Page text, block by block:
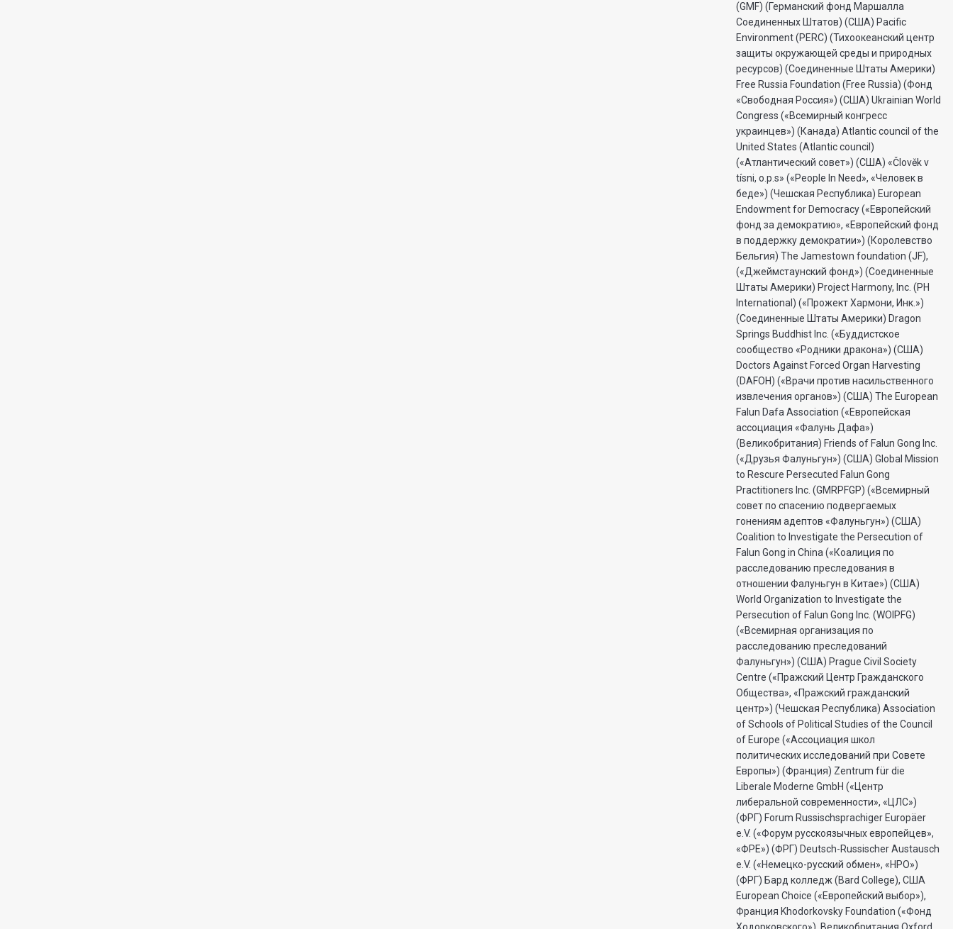
(GMF) (Германский фонд Маршалла
Соединенных Штатов) (США) Pacific
Environment (PERC) (Тихоокеанский центр
защиты окружающей среды и природных
ресурсов) (Соединенные Штаты Америки)
Free Russia Foundation (Free Russia) (Фонд
«Свободная Россия») (США) Ukrainian World
Congress («Всемирный конгресс
украинцев») (Канада) Atlantic council of the
United States (Atlantic council)
(«Атлантический совет») (США) «Člověk v
tísni, o.p.s» («People In Need», «Человек в
беде») (Чешская Республика) European
Endowment for Democracy («Европейский
фонд за демократию», «Европейский фонд
в поддержку демократии») (Королевство
Бельгия) The Jamestown foundation (JF),
(«Джеймстаунский фонд») (Соединенные
Штаты Америки) Project Harmony, Inc. (PH
International) («Прожект Хармони, Инк.»)
(Соединенные Штаты Америки) Dragon
Springs Buddhist Inc. («Буддистское
сообщество «Родники дракона») (США)
Doctors Against Forced Organ Harvesting
(DAFOH) («Врачи против насильственного
извлечения органов») (США) The European
Falun Dafa Association («Европейская
ассоциация «Фалунь Дафа»)
(Великобритания) Friends of Falun Gong Inc.
(«Друзья Фалуньгун») (США) Global Mission
to Rescure Persecuted Falun Gong
Practitioners Inc. (GMRPFGP) («Всемирный
совет по спасению подвергаемых
гонениям адептов «Фалуньгун») (США)
Coalition to Investigate the Persecution of
Falun Gong in China («Коалиция по
расследованию преследования в
отношении Фалуньгун в Китае») (США)
World Organization to Investigate the
Persecution of Falun Gong Inc. (WOIPFG)
(«Всемирная организация по
расследованию преследований
Фалуньгун») (США) Prague Civil Society
Centre («Пражский Центр Гражданского
Общества», «Пражский гражданский
центр») (Чешская Республика) Association
of Schools of Political Studies of the Council
of Europe («Ассоциация школ
политических исследований при Совете
Европы») (Франция) Zentrum für die
Liberale Moderne GmbH («Центр
либеральной современности», «ЦЛС»)
(ФРГ) Forum Russischsprachiger Europäer
e.V. («Форум русскоязычных европейцев»,
«ФРЕ») (ФРГ) Deutsch-Russischer Austausch
e.V. («Немецко-русский обмен», «НРО»)
(ФРГ) Бард колледж (Bard College), США
European Choice («Европейский выбор»),
Франция Khodorkovsky Foundation («Фонд